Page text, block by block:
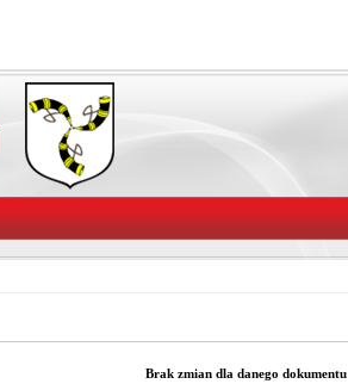
Brak zmian dla danego dokumentu